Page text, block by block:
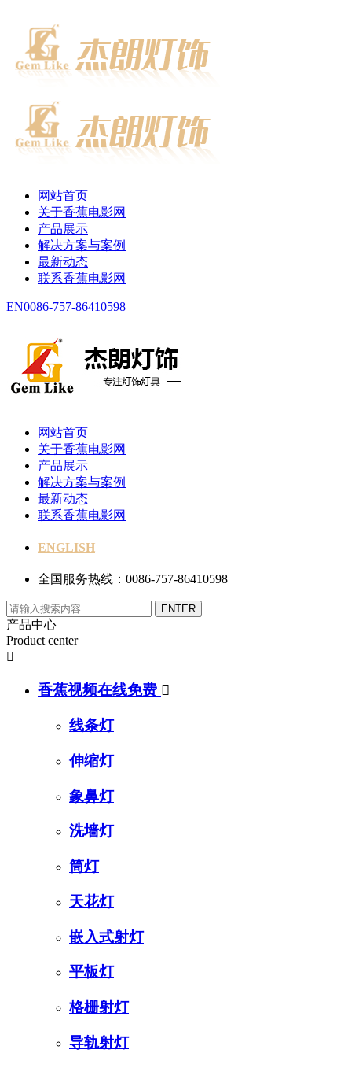
网站首页
关于香蕉电影网
产品展示
解决方案与案例
最新动态
联系香蕉电影网
EN0086-757-86410598
网站首页
关于香蕉电影网
产品展示
解决方案与案例
最新动态
联系香蕉电影网
ENGLISH
全国服务热线：0086-757-86410598
产品中心
Product center

香蕉视频在线免费 
线条灯
伸缩灯
象鼻灯
洗墙灯
筒灯
天花灯
嵌入式射灯
平板灯
格栅射灯
导轨射灯